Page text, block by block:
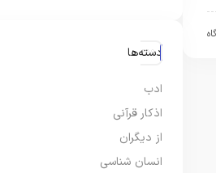
دسته‌ها
ادب
اذکار قرآنی
از دیگران
انسان شناسی